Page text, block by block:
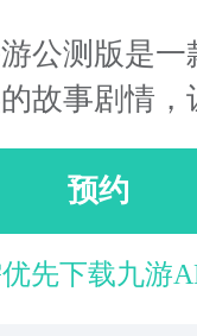
公测版是
故事剧情，
预约
先下载九游